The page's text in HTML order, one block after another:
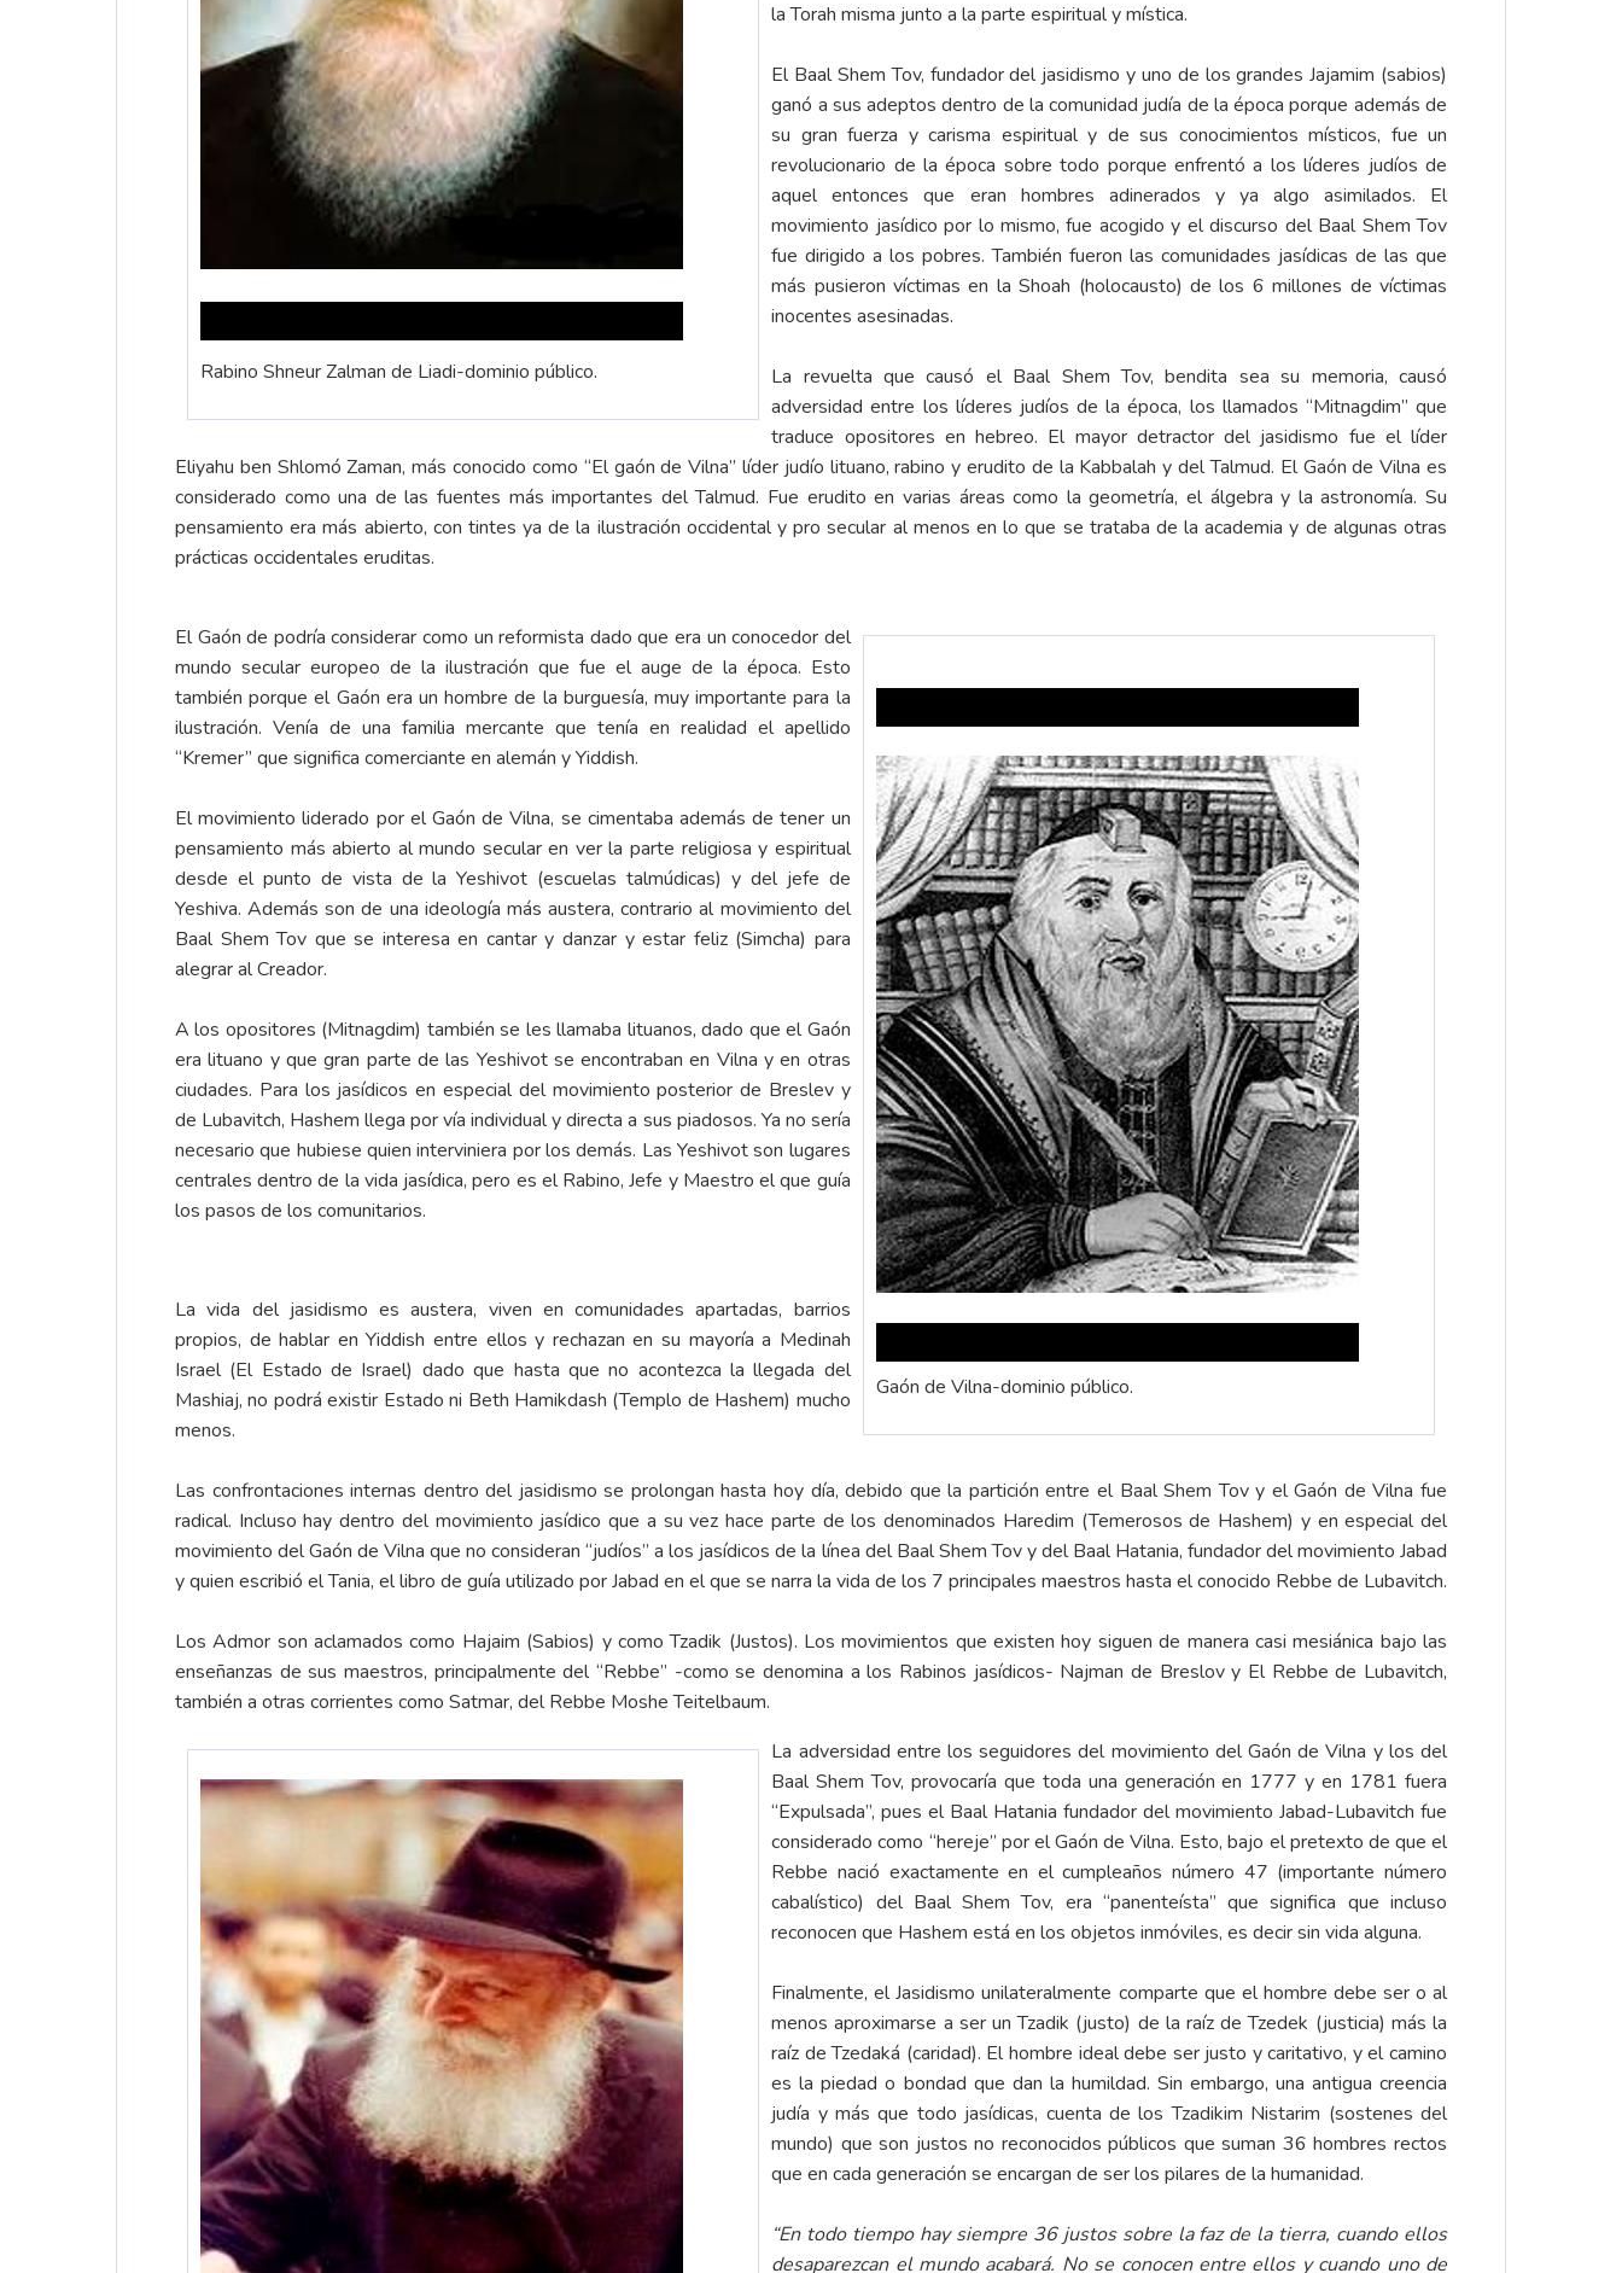
Rabino Shneur Zalman de Liadi-dominio público.
la Torah misma junto a la parte espiritual y mística.
El Baal Shem Tov, fundador del jasidismo y uno de los grandes Jajamim (sabios)
ganó a sus adeptos dentro de la comunidad judía de la época porque además de
su gran fuerza y carisma espiritual y de sus conocimientos místicos, fue un
revolucionario de la época sobre todo porque enfrentó a los líderes judíos de
aquel entonces que eran hombres adinerados y ya algo asimilados. El
movimiento jasídico por lo mismo, fue acogido y el discurso del Baal Shem Tov
fue dirigido a los pobres. También fueron las comunidades jasídicas de las que
más pusieron víctimas en la Shoah (holocausto) de los 6 millones de víctimas
inocentes asesinadas.
La revuelta que causó el Baal Shem Tov, bendita sea su memoria, causó
adversidad entre los líderes judíos de la época, los llamados “Mitnagdim” que
traduce opositores en hebreo. El mayor detractor del jasidismo fue el líder
Eliyahu ben Shlomó Zaman, más conocido como “El gaón de Vilna” líder judío lituano, rabino y erudito de la Kabbalah y del Talmud. El Gaón de Vilna es
considerado como una de las fuentes más importantes del Talmud. Fue erudito en varias áreas como la geometría, el álgebra y la astronomía. Su
pensamiento era más abierto, con tintes ya de la ilustración occidental y pro secular al menos en lo que se trataba de la academia y de algunas otras
prácticas occidentales eruditas.
Gaón de Vilna-dominio público.
El Gaón de podría considerar como un reformista dado que era un conocedor del
mundo secular europeo de la ilustración que fue el auge de la época. Esto
también porque el Gaón era un hombre de la burguesía, muy importante para la
ilustración. Venía de una familia mercante que tenía en realidad el apellido
“Kremer” que significa comerciante en alemán y Yiddish.
El movimiento liderado por el Gaón de Vilna, se cimentaba además de tener un
pensamiento más abierto al mundo secular en ver la parte religiosa y espiritual
desde el punto de vista de la Yeshivot (escuelas talmúdicas) y del jefe de
Yeshiva. Además son de una ideología más austera, contrario al movimiento del
Baal Shem Tov que se interesa en cantar y danzar y estar feliz (Simcha) para
alegrar al Creador.
A los opositores (Mitnagdim) también se les llamaba lituanos, dado que el Gaón
era lituano y que gran parte de las Yeshivot se encontraban en Vilna y en otras
ciudades. Para los jasídicos en especial del movimiento posterior de Breslev y
de Lubavitch, Hashem llega por vía individual y directa a sus piadosos. Ya no sería
necesario que hubiese quien interviniera por los demás. Las Yeshivot son lugares
centrales dentro de la vida jasídica, pero es el Rabino, Jefe y Maestro el que guía
los pasos de los comunitarios.
La vida del jasidismo es austera, viven en comunidades apartadas, barrios
propios, de hablar en Yiddish entre ellos y rechazan en su mayoría a Medinah
Israel (El Estado de Israel) dado que hasta que no acontezca la llegada del
Mashiaj, no podrá existir Estado ni Beth Hamikdash (Templo de Hashem) mucho
menos.
Las confrontaciones internas dentro del jasidismo se prolongan hasta hoy día, debido que la partición entre el Baal Shem Tov y el Gaón de Vilna fue
radical. Incluso hay dentro del movimiento jasídico que a su vez hace parte de los denominados Haredim (Temerosos de Hashem) y en especial del
movimiento del Gaón de Vilna que no consideran “judíos” a los jasídicos de la línea del Baal Shem Tov y del Baal Hatania, fundador del movimiento Jabad
y quien escribió el Tania, el libro de guía utilizado por Jabad en el que se narra la vida de los 7 principales maestros hasta el conocido Rebbe de Lubavitch.
Los Admor son aclamados como Hajaim (Sabios) y como Tzadik (Justos). Los movimientos que existen hoy siguen de manera casi mesiánica bajo las
enseñanzas de sus maestros, principalmente del “Rebbe” -como se denomina a los Rabinos jasídicos- Najman de Breslov y El Rebbe de Lubavitch,
también a otras corrientes como Satmar, del Rebbe Moshe Teitelbaum.
La adversidad entre los seguidores del movimiento del Gaón de Vilna y los del
Baal Shem Tov, provocaría que toda una generación en 1777 y en 1781 fuera
“Expulsada”, pues el Baal Hatania fundador del movimiento Jabad-Lubavitch fue
considerado como “hereje” por el Gaón de Vilna. Esto, bajo el pretexto de que el
Rebbe nació exactamente en el cumpleaños número 47 (importante número
cabalístico) del Baal Shem Tov, era “panenteísta” que significa que incluso
reconocen que Hashem está en los objetos inmóviles, es decir sin vida alguna.
Finalmente, el Jasidismo unilateralmente comparte que el hombre debe ser o al
menos aproximarse a ser un Tzadik (justo) de la raíz de Tzedek (justicia) más la
raíz de Tzedaká (caridad). El hombre ideal debe ser justo y caritativo, y el camino
es la piedad o bondad que dan la humildad. Sin embargo, una antigua creencia
judía y más que todo jasídicas, cuenta de los Tzadikim Nistarim (sostenes del
mundo) que son justos no reconocidos públicos que suman 36 hombres rectos
que en cada generación se encargan de ser los pilares de la humanidad.
“En todo tiempo hay siempre 36 justos sobre la faz de la tierra, cuando ellos
desaparezcan el mundo acabará. No se conocen entre ellos y cuando uno de